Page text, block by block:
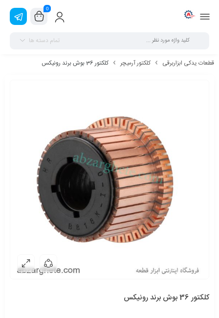
0
تمام دسته ها
قطعات یدکی ابزاربرقی کلکتور آرمیچر کلکتور 36 بوش برند رونیکس
کلکتور 36 بوش برند رونیکس